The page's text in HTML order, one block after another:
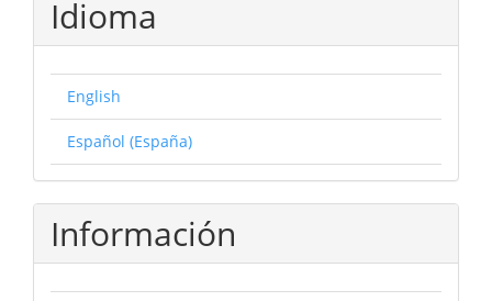
Idioma
English
Español (España)
Información